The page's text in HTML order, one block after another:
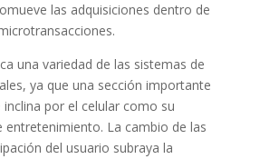
las adquisiciones dentro de
una variedad de las sistemas de
ya que una sección importante
por el celular como su
entretenimiento. La cambio de las
del usuario subraya la